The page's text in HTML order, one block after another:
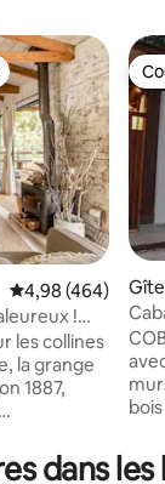
: 4,92
plus appréciés
Évaluation
4,98 (464)
!
les collines
la grange
1887,
agricole
nature. Escapade
dans